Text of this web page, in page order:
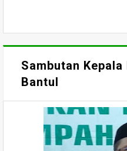
Sambutan
Bantul